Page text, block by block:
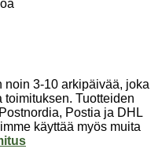
noin 3-10 arkipäivää, joka
Tuotteiden
Postia ja DHL
käyttää myös muita